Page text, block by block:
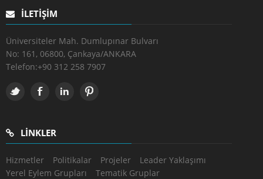
İLETIŞIM
Üniversiteler Mah. Dumlupınar Bulvarı
No: 161, 06800, Çankaya/ANKARA
Telefon:+90 312 258 7907
LINKLER
Hizmetler Politikalar Projeler
Leader Yaklaşımı
Yerel Eylem Grupları
Tematik Gruplar